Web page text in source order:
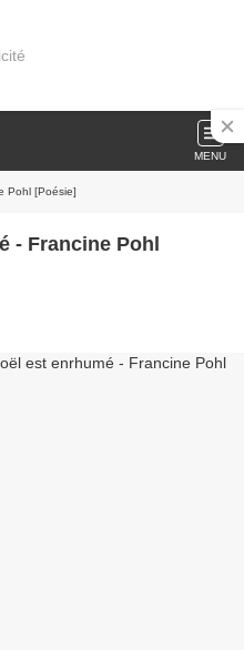
MENU
Pohl [Poésie]
- Francine Pohl